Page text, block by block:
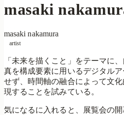
masaki
masaki nakamura
artist
「未来を描くこと」をテーマに
真を構成要素に用いるデジタル
せず、時間軸の融合によって文
現することを試みている。
気になるに入れると、展覧会の